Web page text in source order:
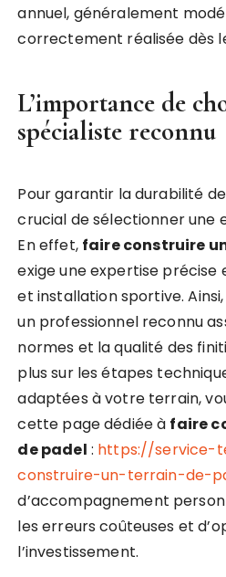
annuel, généralement
correctement réalisée dès
L’importance de
spécialiste reconnu
Pour garantir la durabilité
crucial de sélectionner une
En effet, faire construire
exige une expertise précise
et installation sportive.
un professionnel reconnu
normes et la qualité des
plus sur les étapes
adaptées à votre terrain,
cette page dédiée à faire
de padel : https://service-
construire-un-terrain-de-
d’accompagnement
les erreurs coûteuses et
l’investissement.